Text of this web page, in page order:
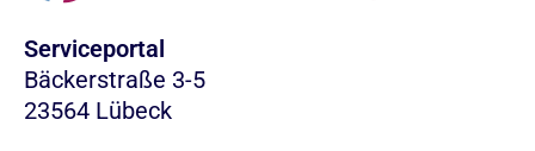
Serviceportal
Bäckerstraße 3-5
23564 Lübeck